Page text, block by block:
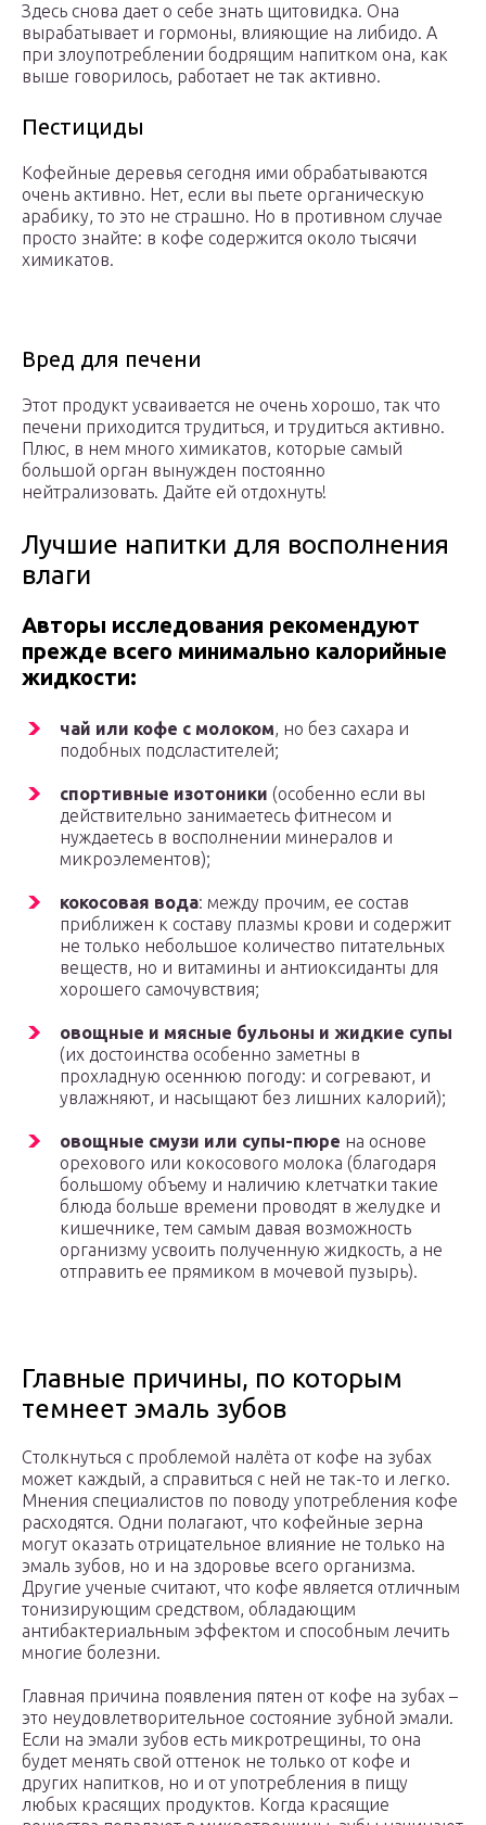
Здесь снова дает о себе знать щитовидка. Она
вырабатывает и гормоны, влияющие на либидо. А
при злоупотреблении бодрящим напитком она, как
выше говорилось, работает не так активно.
Пестициды
Кофейные деревья сегодня ими обрабатываются
очень активно. Нет, если вы пьете органическую
арабику, то это не страшно. Но в противном случае
просто знайте: в кофе содержится около тысячи
химикатов.
Вред для печени
Этот продукт усваивается не очень хорошо, так что
печени приходится трудиться, и трудиться активно.
Плюс, в нем много химикатов, которые самый
большой орган вынужден постоянно
нейтрализовать. Дайте ей отдохнуть!
Лучшие напитки для восполнения
влаги
Авторы исследования рекомендуют
прежде всего минимально калорийные
жидкости:
чай или кофе с молоком, но без сахара и
подобных подсластителей;
спортивные изотоники (особенно если вы
действительно занимаетесь фитнесом и
нуждаетесь в восполнении минералов и
микроэлементов);
кокосовая вода: между прочим, ее состав
приближен к составу плазмы крови и содержит
не только небольшое количество питательных
веществ, но и витамины и антиоксиданты для
хорошего самочувствия;
овощные и мясные бульоны и жидкие супы
(их достоинства особенно заметны в
прохладную осеннюю погоду: и согревают, и
увлажняют, и насыщают без лишних калорий);
овощные смузи или супы-пюре на основе
орехового или кокосового молока (благодаря
большому объему и наличию клетчатки такие
блюда больше времени проводят в желудке и
кишечнике, тем самым давая возможность
организму усвоить полученную жидкость, а не
отправить ее прямиком в мочевой пузырь).
Главные причины, по которым
темнеет эмаль зубов
Столкнуться с проблемой налёта от кофе на зубах
может каждый, а справиться с ней не так-то и легко.
Мнения специалистов по поводу употребления кофе
расходятся. Одни полагают, что кофейные зерна
могут оказать отрицательное влияние не только на
эмаль зубов, но и на здоровье всего организма.
Другие ученые считают, что кофе является отличным
тонизирующим средством, обладающим
антибактериальным эффектом и способным лечить
многие болезни.
Главная причина появления пятен от кофе на зубах –
это неудовлетворительное состояние зубной эмали.
Если на эмали зубов есть микротрещины, то она
будет менять свой оттенок не только от кофе и
других напитков, но и от употребления в пищу
любых красящих продуктов. Когда красящие